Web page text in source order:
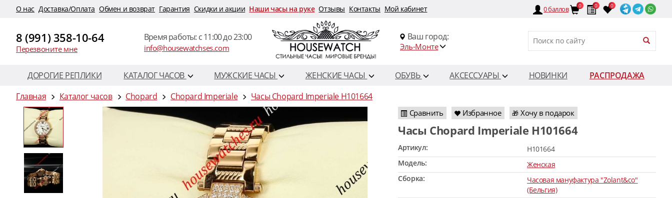
O нас Доставка/Оплата Обмен и возврат Гарантия Скидки и акции Наши часы на руке Отзывы Контакты Мой кабинет 0баллов 0 0 0
8 (991) 358-10-64
Перезвоните мне
Время работы: c 11:00 до 23:00
info@housewatchses.com
Ваш город:
Эль-Монте
ДОРОГИЕ РЕПЛИКИ КАТАЛОГ ЧАСОВ МУЖСКИЕ ЧАСЫ ЖЕНСКИЕ ЧАСЫ ОБУВЬ АКСЕССУАРЫ НОВИНКИ
РАСПРОДАЖА
Главная
Каталог часов Chopard Chopard Imperiale Часы Chopard Imperiale H101664
Сравнить Избранное 🎁 Хочу в подарок
Часы Chopard Imperiale H101664
Артикул:
H101664
Модель:
Женская
Сборка:
Часовая мануфактура "Zolant&co"
(Бельгия)